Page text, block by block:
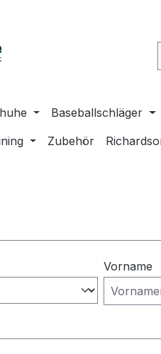
Baseballschläger
Zubehör
Vorname